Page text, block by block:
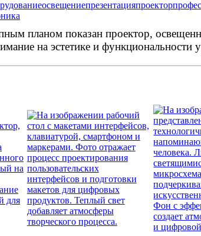
освещениепрезентацияпроектор
планом показан проектор,
на эстетике и функциональности